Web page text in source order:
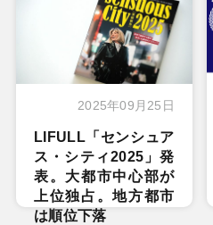
2025年09月25日
LIFULL「センシュア
ス・シティ2025」発
表。大都市中心部が
上位独占。地方都市
は順位下落